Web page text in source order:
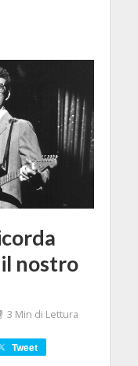
nostro
3 Min di Lettura
Tweet